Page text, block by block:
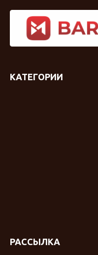
КАТЕГОРИИ
РАССЫЛКА